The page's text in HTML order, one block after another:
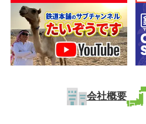
会社概要